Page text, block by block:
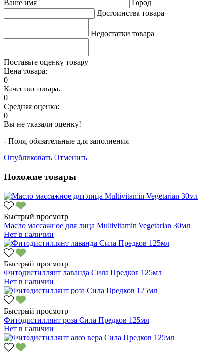
Ваше имя
Город
Достоинства товара
Недостатки товара
Поставьте оценку товару
Цена товара:
0
Качество товара:
0
Средняя оценка:
0
Вы не указали оценку!
- Поля, обязательные для заполнения
Опубликовать Отменить
Похожие товары
Быстрый просмотр
Масло массажное для лица Multivitamin Vegetarian 30мл
Нет в наличии
Быстрый просмотр
Фитодистиллянт лаванда Сила Предков 125мл
Нет в наличии
Быстрый просмотр
Фитодистиллянт роза Сила Предков 125мл
Нет в наличии